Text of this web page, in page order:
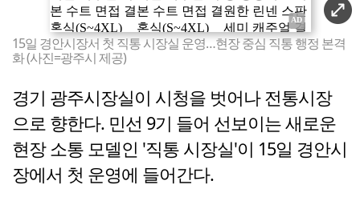
15일 경안시장서 첫 직통 시장실 운영…현장 중심 직통 행정 본격
화 (사진=광주시 제공)
경기 광주시장실이 시청을 벗어나 전통시장
으로 향한다. 민선 9기 들어 선보이는 새로운
현장 소통 모델인 '직통 시장실'이 15일 경안시
장에서 첫 운영에 들어간다.